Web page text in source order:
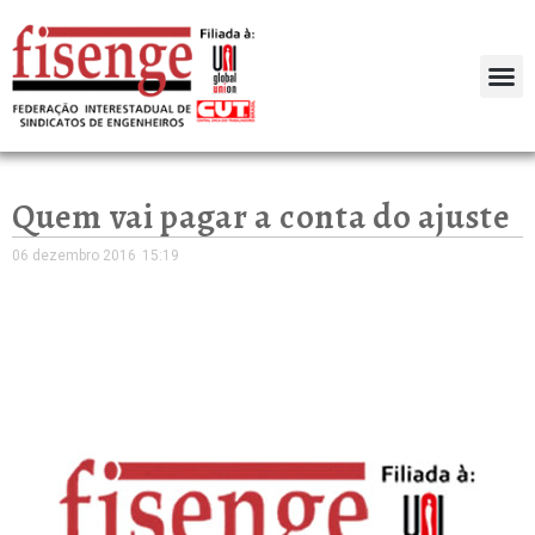
Quem vai pagar a conta do ajuste
06 dezembro 2016 15:19